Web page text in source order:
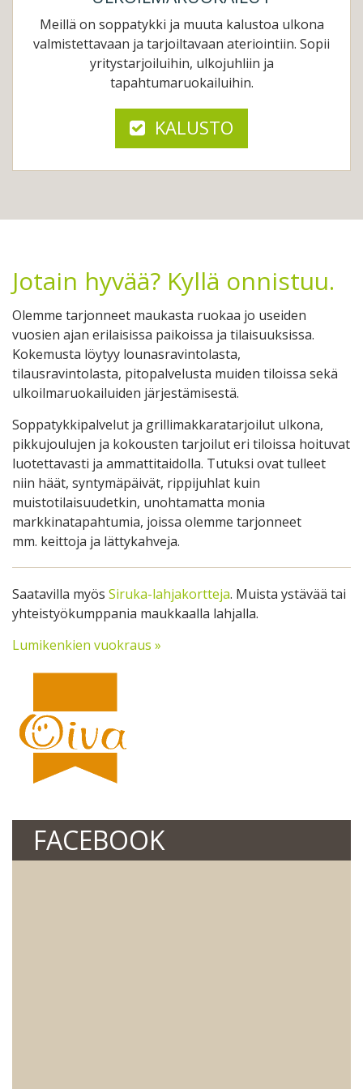
Meillä on soppatykki ja muuta kalustoa ulkona
valmistettavaan ja tarjoiltavaan ateriointiin. Sopii
yritystarjoiluihin, ulkojuhliin ja
tapahtumaruokailuihin.
KALUSTO
Jotain hyvää? Kyllä onnistuu.
Olemme tarjonneet maukasta ruokaa jo useiden
vuosien ajan erilaisissa paikoissa ja tilaisuuksissa.
Kokemusta löytyy lounasravintolasta,
tilausravintolasta, pitopalvelusta muiden tiloissa sekä
ulkoilmaruokailuiden järjestämisestä.
Soppatykkipalvelut ja grillimakkaratarjoilut ulkona,
pikkujoulujen ja kokousten tarjoilut eri tiloissa hoituvat
luotettavasti ja ammattitaidolla. Tutuksi ovat tulleet
niin häät, syntymäpäivät, rippijuhlat kuin
muistotilaisuudetkin, unohtamatta monia
markkinatapahtumia, joissa olemme tarjonneet
mm. keittoja ja lättykahveja.
Saatavilla myös Siruka-lahjakortteja. Muista ystävää tai
yhteistyökumppania maukkaalla lahjalla.
Lumikenkien vuokraus »
FACEBOOK